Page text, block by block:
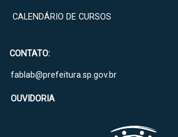
CALENDÁRIO DE CURSOS
CONTATO:
fablab@prefeitura.sp.gov.br
OUVIDORIA